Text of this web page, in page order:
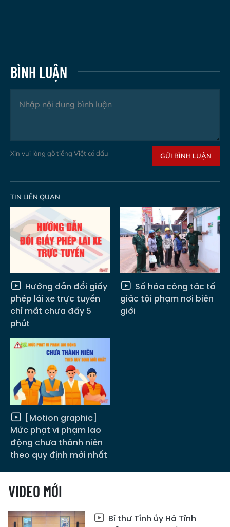
BÌNH LUẬN
Xin vui lòng gõ tiếng Việt có dấu GỬI BÌNH LUẬN
TIN LIÊN QUAN
Hướng dẫn đổi giấy
phép lái xe trực tuyến
chỉ mất chưa đầy 5
phút
Số hóa công tác tố
giác tội phạm nơi biên
giới
[Motion graphic]
Mức phạt vi phạm lao
động chưa thành niên
theo quy định mới nhất
VIDEO MỚI
Bí thư Tỉnh ủy Hà Tĩnh